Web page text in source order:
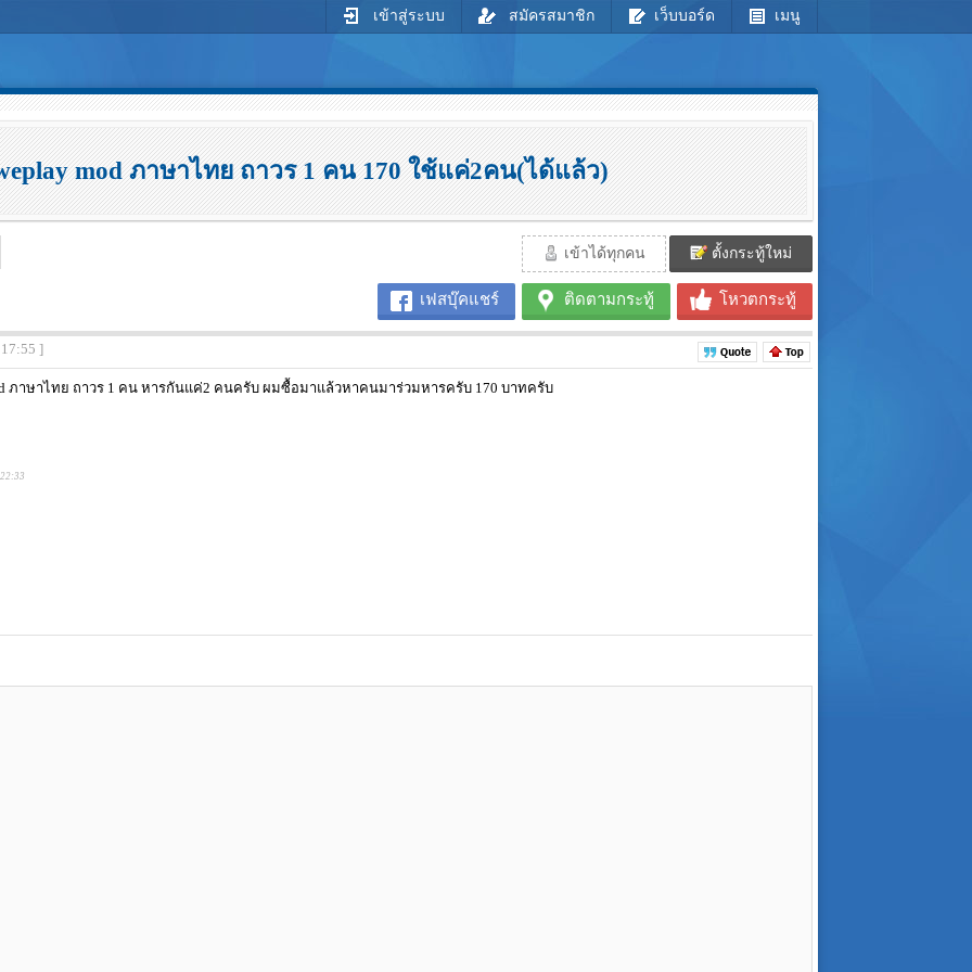
เข้าสู่ระบบ สมัครสมาชิก เว็บบอร์ด เมนู
mod ภาษาไทย ถาวร 1 คน 170 ใช้แค่2คน(ได้แล้ว)
เข้าได้ทุกคน ตั้งกระทู้ใหม่
เฟสบุ๊คแชร์ ติดตามกระทู้ โหวตกระทู้
]
ภาษาไทย ถาวร 1 คน หารกันแค่2 คนครับ ผมซื้อมาแล้วหาคนมาร่วมหารครับ 170 บาทครับ